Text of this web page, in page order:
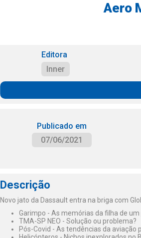
Aero
Editora
Inner
Publicado em
07/06/2021
Descrição
Novo jato da Dassault entra na briga com
Garimpo - As memórias da filha de um
TMA-SP NEO - Solução ou problema?
Pós-Covid - As tendências da aviação